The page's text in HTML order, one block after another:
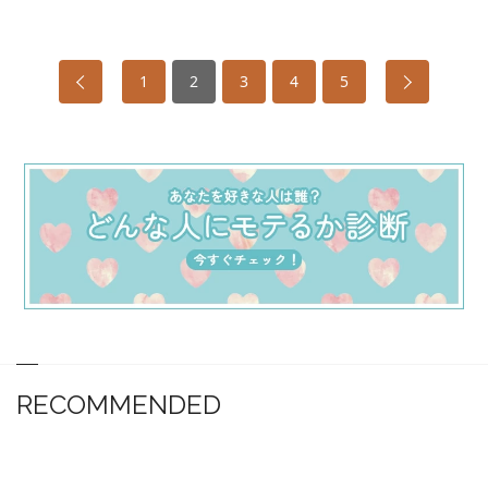
1 2 3 4 5
RECOMMENDED